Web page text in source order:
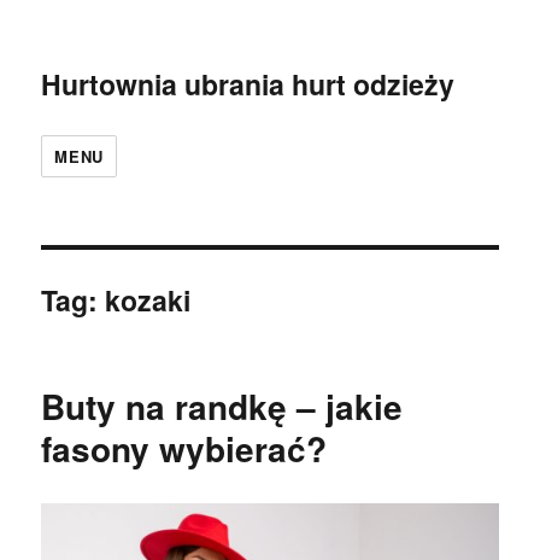
Hurtownia ubrania hurt odzieży
MENU
Tag: kozaki
Buty na randkę – jakie
fasony wybierać?